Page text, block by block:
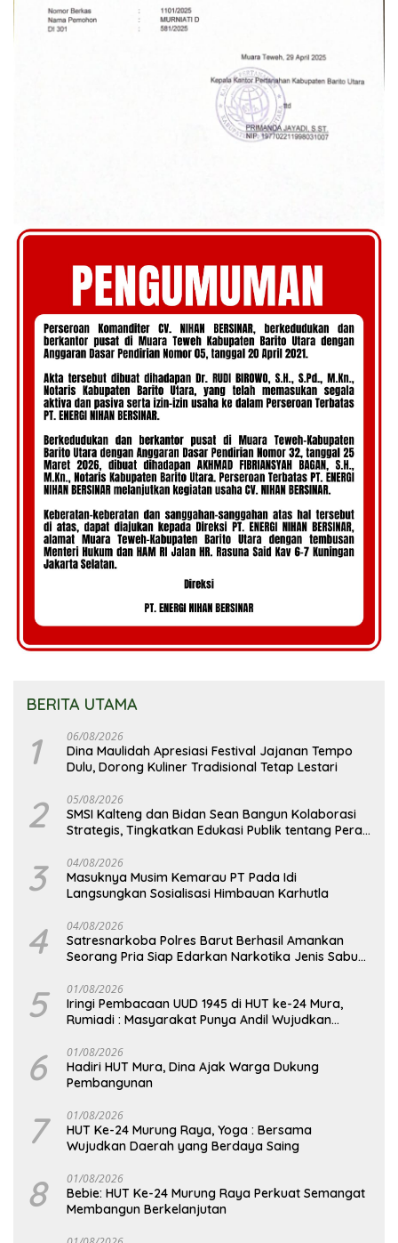
BERITA UTAMA
1 06/08/2026
Dina Maulidah Apresiasi Festival Jajanan Tempo
Dulu, Dorong Kuliner Tradisional Tetap Lestari
2 05/08/2026
SMSI Kalteng dan Bidan Sean Bangun Kolaborasi
Strategis, Tingkatkan Edukasi Publik tentang Peran
3 04/08/2026
Masuknya Musim Kemarau PT Pada Idi
Langsungkan Sosialisasi Himbauan Karhutla
4 04/08/2026
Satresnarkoba Polres Barut Berhasil Amankan
Seorang Pria Siap Edarkan Narkotika Jenis Sabu
5 01/08/2026
Iringi Pembacaan UUD 1945 di HUT ke-24 Mura,
Rumiadi : Masyarakat Punya Andil Wujudkan
6 01/08/2026
Hadiri HUT Mura, Dina Ajak Warga Dukung
Pembangunan
7 01/08/2026
HUT Ke-24 Murung Raya, Yoga : Bersama
Wujudkan Daerah yang Berdaya Saing
8 01/08/2026
Bebie: HUT Ke-24 Murung Raya Perkuat Semangat
Membangun Berkelanjutan